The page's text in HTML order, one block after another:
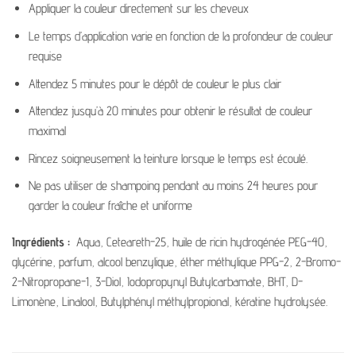
Appliquer la couleur directement sur les cheveux
Le temps d’application varie en fonction de la profondeur de couleur
requise
Attendez 5 minutes pour le dépôt de couleur le plus clair
Attendez jusqu’à 20 minutes pour obtenir le résultat de couleur
maximal
Rincez soigneusement la teinture lorsque le temps est écoulé.
Ne pas utiliser de shampoing pendant au moins 24 heures pour
garder la couleur fraîche et uniforme
Ingrédients : Aqua, Ceteareth-25, huile de ricin hydrogénée PEG-40,
glycérine, parfum, alcool benzylique, éther méthylique PPG-2, 2-Bromo-
2-Nitropropane-1, 3-Diol, Iodopropynyl Butylcarbamate, BHT, D-
Limonène, Linalool, Butylphényl méthylpropional, kératine hydrolysée.